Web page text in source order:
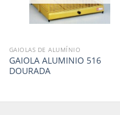
GAIOLAS DE ALUMÍNIO
GAIOLA ALUMINIO 516
DOURADA